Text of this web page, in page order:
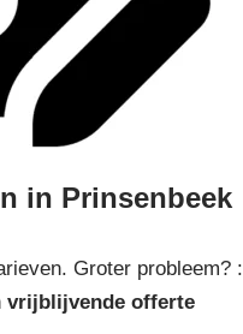
in Prinsenbeek
Groter probleem? :
vrijblijvende offerte